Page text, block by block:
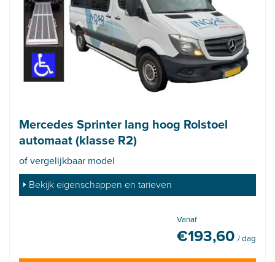
Mercedes Sprinter lang hoog Rolstoel
automaat (klasse R2)
of vergelijkbaar model
Bekijk eigenschappen en tarieven
Vanaf
€193,60 / dag